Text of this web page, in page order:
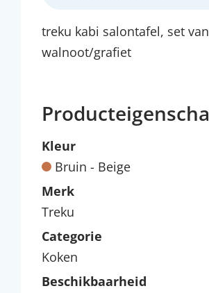
treku kabi salontafel, set
walnoot/grafiet
Kleur
Bruin - Beige
Merk
Treku
Categorie
Koken
Beschikbaarheid